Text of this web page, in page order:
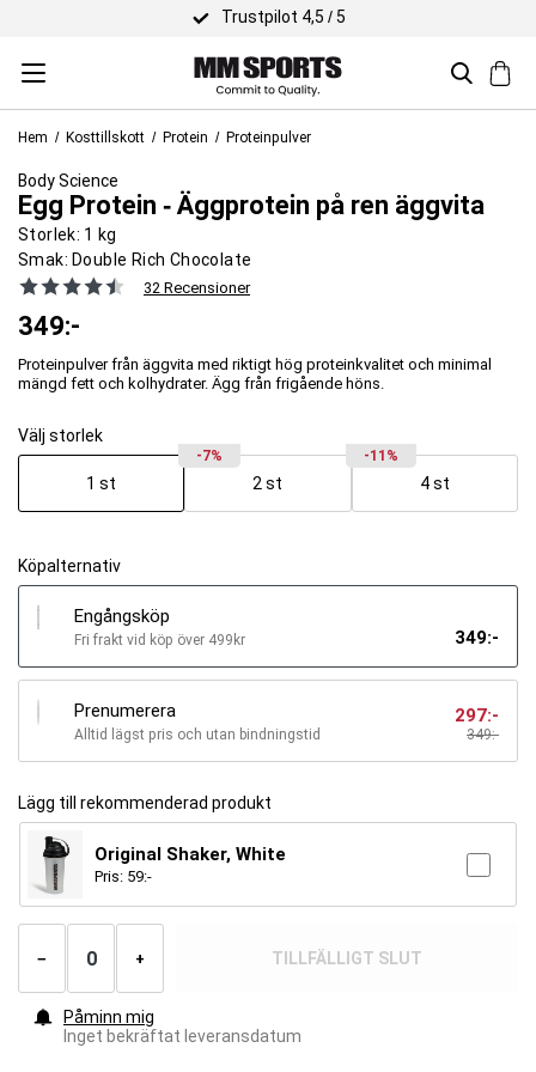
Trustpilot 4,5 / 5
Hem Kosttillskott Protein Proteinpulver
Body Science
Egg Protein ‐ Äggprotein på ren äggvita
Storlek: 1 kg
Smak: Double Rich Chocolate
32 Recensioner
349:-
Proteinpulver från äggvita med riktigt hög proteinkvalitet och minimal
mängd fett och kolhydrater. Ägg från frigående höns.
Välj storlek
1 st
-7%
2 st
-11%
4 st
Köpalternativ
Engångsköp
Fri frakt vid köp över 499kr 349:-
Prenumerera
Alltid lägst pris och utan bindningstid 349:-
297:-
Lägg till rekommenderad produkt
Original Shaker, White
Pris: 59:-
−
Antal
+ TILLFÄLLIGT SLUT
Påminn mig
Inget bekräftat leveransdatum